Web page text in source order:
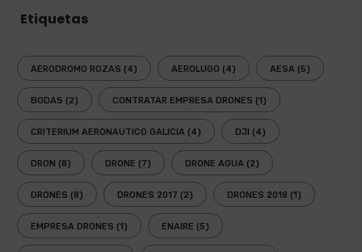
Etiquetas
AERODROMO ROZAS (4) AEROLUGO (4) AESA (5)
BODAS (2) CONTRATAR EMPRESA DRONES (1)
CRITERIUM AERONAUTICO GALICIA (4) DJI (4)
DRON (8) DRONE (7) DRONE AGUA (2)
DRONES (8) DRONES 2017 (2) DRONES 2018 (1)
EMPRESA DRONES (1) ENAIRE (5)